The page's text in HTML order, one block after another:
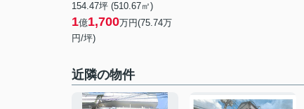
154.47坪 (510.67㎡)
1億1,700万円(75.74万
円/坪)
近隣の物件